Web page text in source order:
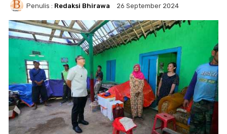
Penulis : Redaksi Bhirawa 26 September 2024